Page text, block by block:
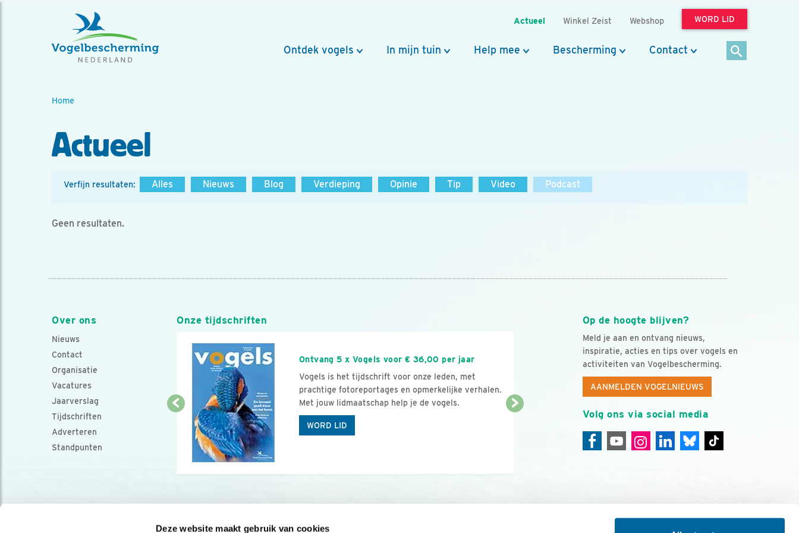
Deze website maakt gebruik van cookies
Actueel Winkel Zeist Webshop WORD LID
Ontdek vogels In mijn tuin Help mee Bescherming Contact
Home
Actueel
Verfijn resultaten: Alles Nieuws Blog Verdieping Opinie Tip Video Podcast
Geen resultaten.
Over ons
Nieuws
Contact
Organisatie
Vacatures
Jaarverslag
Tijdschriften
Adverteren
Standpunten
Op de hoogte blijven?
Meld je aan en ontvang nieuws,
inspiratie, acties en tips over vogels en
activiteiten van Vogelbescherming.
AANMELDEN VOGELNIEUWS
Volg ons via social media
Onze tijdschriften
Ontvang 5 x Vogels voor € 36,00 per jaar
Vogels is het tijdschrift voor onze leden, met
prachtige fotoreportages en opmerkelijke verhalen.
Met jouw lidmaatschap help je de vogels.
WORD LID